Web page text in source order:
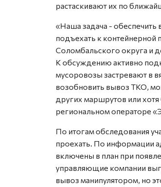
растаскивают их по
«Наша задача -
подъехать к
Соломбальского округа и
К обсуждению активно
мусоровозы застревают в
возобновить вывоз ТКО,
других маршрутов или
региональном операторе
По итогам обследования
проехать. По информации
включены в план при
управляющие компании
вывоз манипулятором, но